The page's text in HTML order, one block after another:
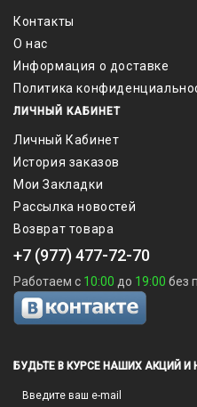
Контакты
О нас
Информация о доставке
Политика
ЛИЧНЫЙ КАБИНЕТ
Личный Кабинет
История заказов
Мои Закладки
Рассылка новостей
Возврат товара
+7 (977) 477-72-70
Работаем с 10:00 до 19:00 без
БУДЬТЕ В КУРСЕ НАШИХ АКЦИЙ И